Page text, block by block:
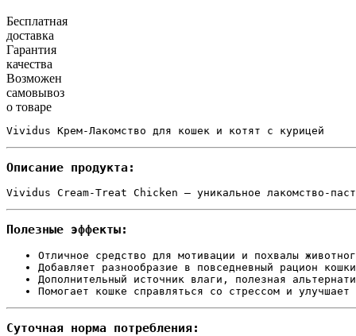
Бесплатная
доставка
Гарантия
качества
Возможен
самовывоз
о товаре
Vividus Крем-Лакомство для кошек и котят с курицей
Описание продукта:
Vividus Cream-Treat Chicken — уникальное лакомство-
Полезные эффекты:
Отличное средство для мотивации и похвалы
Добавляет разнообразие в повседневный рацион
Дополнительный источник влаги, полезная
Помогает кошке справляться со стрессом и
Суточная норма потребления: